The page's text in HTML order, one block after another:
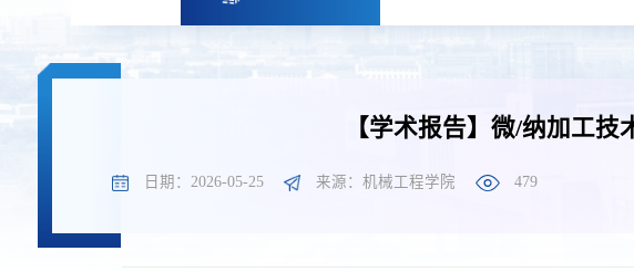
【学术报告】微/纳加工技
日期：2026-05-25 来源：机械工程学院 479